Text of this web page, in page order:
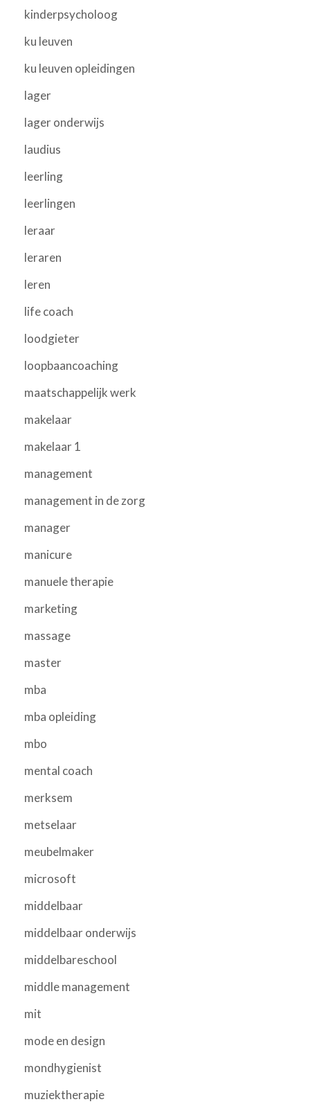
kinderpsycholoog
ku leuven
ku leuven opleidingen
lager
lager onderwijs
laudius
leerling
leerlingen
leraar
leraren
leren
life coach
loodgieter
loopbaancoaching
maatschappelijk werk
makelaar
makelaar 1
management
management in de zorg
manager
manicure
manuele therapie
marketing
massage
master
mba
mba opleiding
mbo
mental coach
merksem
metselaar
meubelmaker
microsoft
middelbaar
middelbaar onderwijs
middelbareschool
middle management
mit
mode en design
mondhygienist
muziektherapie